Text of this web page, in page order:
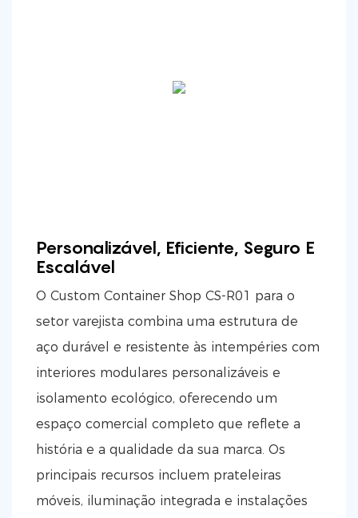
Personalizável, Eficiente, Seguro E
Escalável
O Custom Container Shop CS-R01 para o
setor varejista combina uma estrutura de
aço durável e resistente às intempéries com
interiores modulares personalizáveis ​​e
isolamento ecológico, oferecendo um
espaço comercial completo que reflete a
história e a qualidade da sua marca. Os
principais recursos incluem prateleiras
móveis, iluminação integrada e instalações